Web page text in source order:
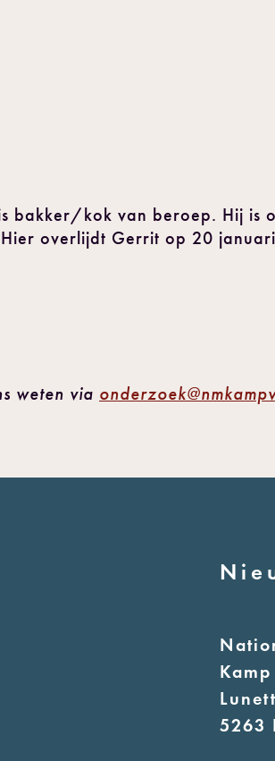
bakker/kok van beroep. Hij is
overlijdt Gerrit op 20
weten via
5263